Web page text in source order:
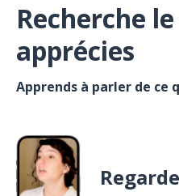
Recherche
apprécies
Apprends à parler de ce